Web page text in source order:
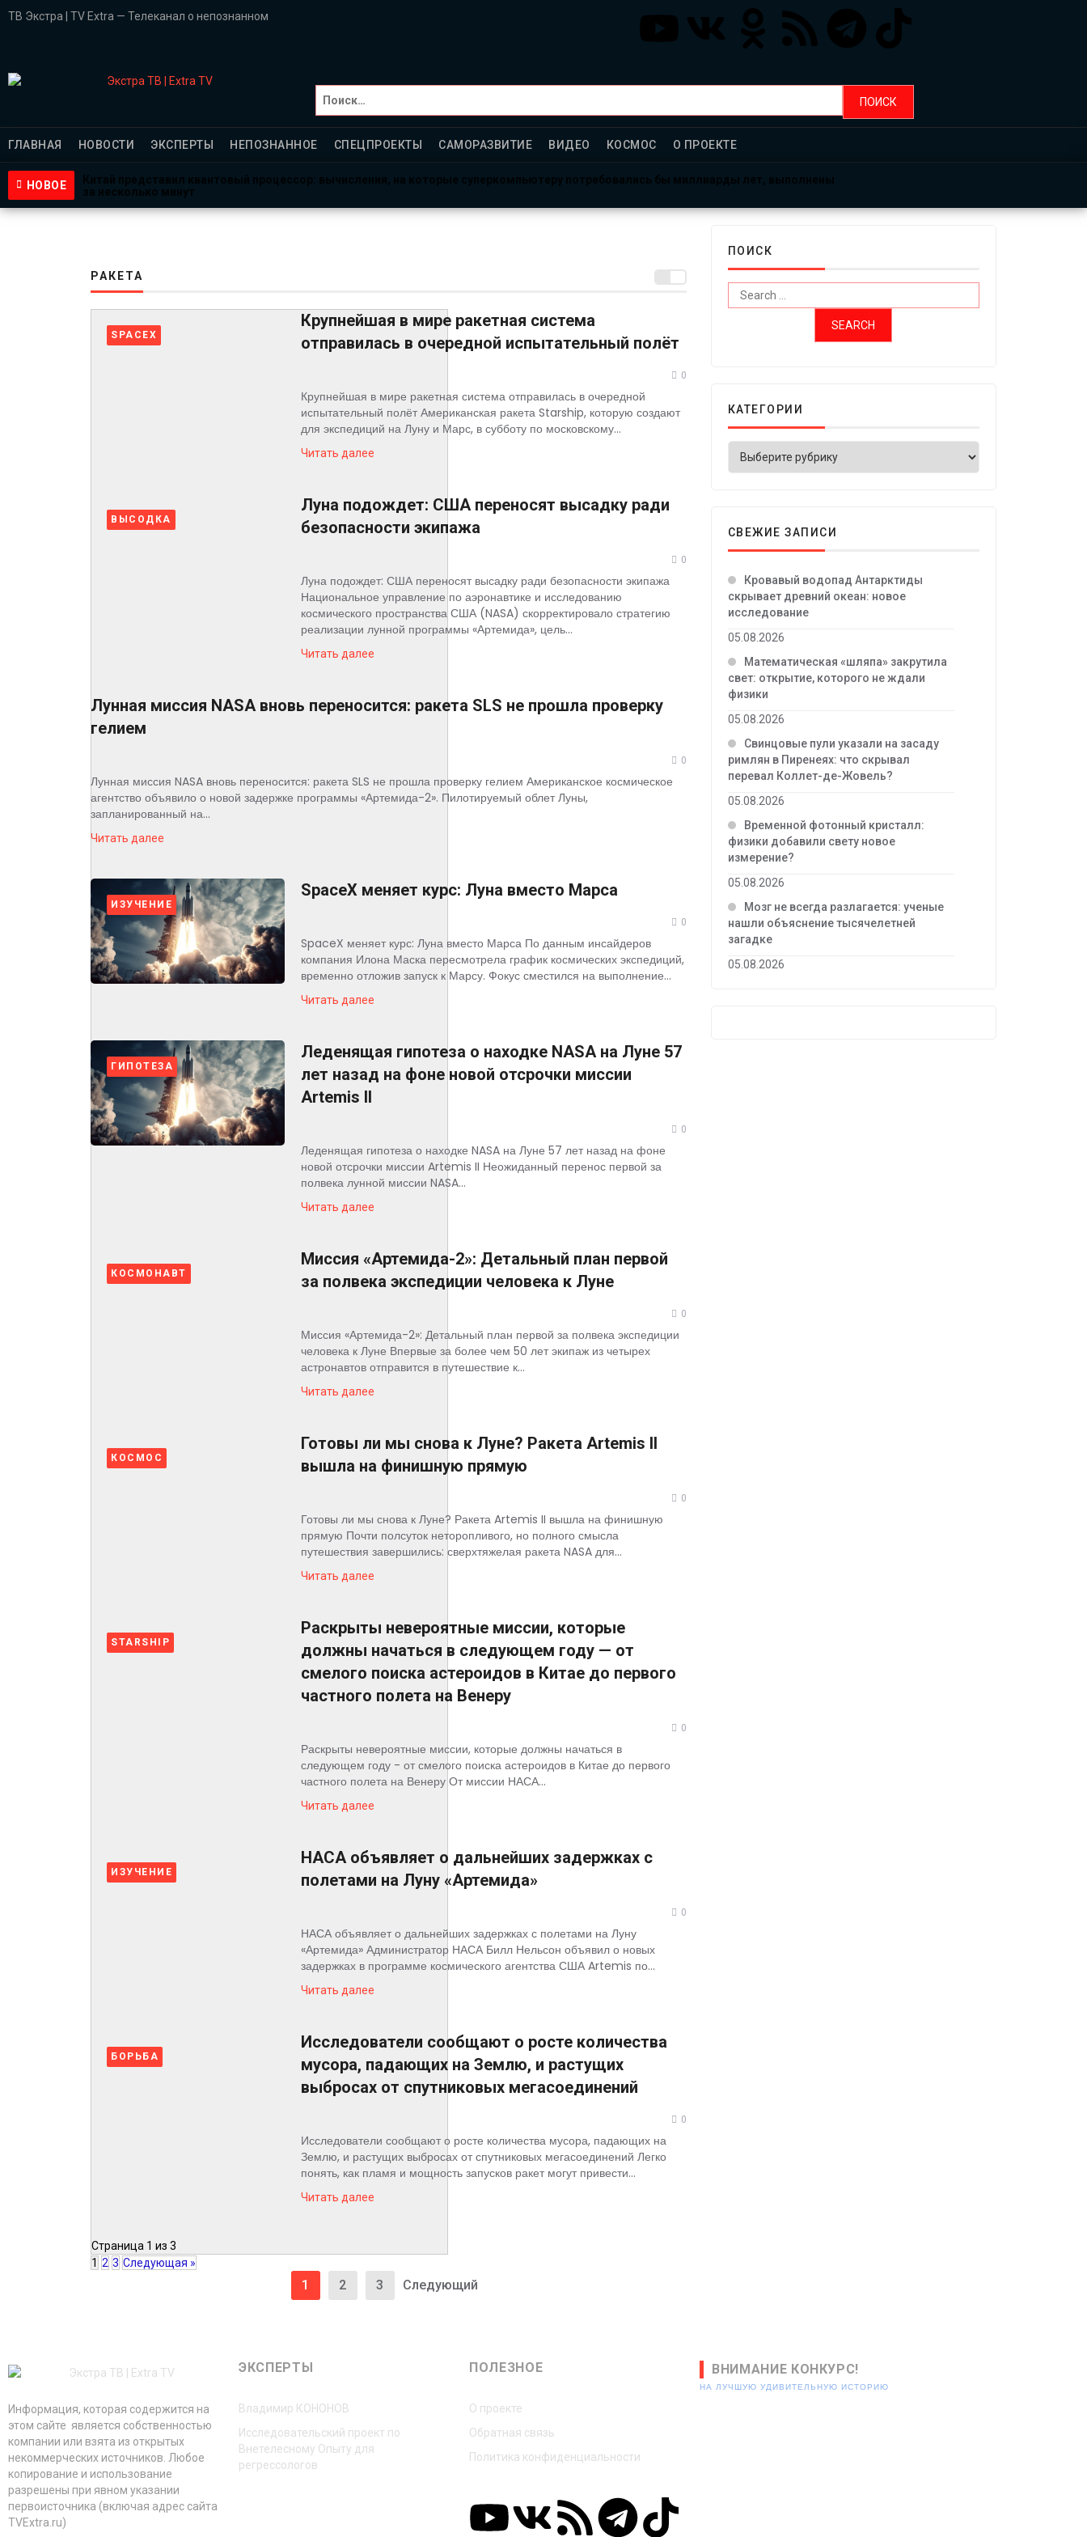
ТВ Экстра | TV Extra — Телеканал о непознанном
ГЛАВНАЯ НОВОСТИ ЭКСПЕРТЫ НЕПОЗНАННОЕ СПЕЦПРОЕКТЫ САМОРАЗВИТИЕ ВИДЕО КОСМОС О ПРОЕКТЕ
НОВОСТИ
Эксперты
НЕПОЗНАННОЕ
Саморазвитие
НОВОЕ
Китай представил квантовый процессор: вычисления, на которые суперкомпьютеру потребовались бы миллиарды лет, выполнены
за несколько минут
1 неделя назад
NASA ищет добровольцев для жизни на Луне и Марсе: готовы провести год в полной изоляции?
РАКЕТА
SPACEX
Крупнейшая в мире ракетная система
отправилась в очередной испытательный полёт
0
Крупнейшая в мире ракетная система отправилась в очередной
испытательный полёт Американская ракета Starship, которую создают
для экспедиций на Луну и Марс, в субботу по московскому...
Читать далее
ВЫСОДКА
Луна подождет: США переносят высадку ради
безопасности экипажа
0
Луна подождет: США переносят высадку ради безопасности экипажа
Национальное управление по аэронавтике и исследованию
космического пространства США (NASA) скорректировало стратегию
реализации лунной программы «Артемида», цель...
Читать далее
Лунная миссия NASA вновь переносится: ракета SLS не прошла проверку
гелием
0
Лунная миссия NASA вновь переносится: ракета SLS не прошла проверку гелием Американское космическое
агентство объявило о новой задержке программы «Артемида-2». Пилотируемый облет Луны,
запланированный на...
Читать далее
ИЗУЧЕНИЕ
SpaceX меняет курс: Луна вместо Марса
0
SpaceX меняет курс: Луна вместо Марса По данным инсайдеров
компания Илона Маска пересмотрела график космических экспедиций,
временно отложив запуск к Марсу. Фокус сместился на выполнение...
Читать далее
ГИПОТЕЗА
Леденящая гипотеза о находке NASA на Луне 57
лет назад на фоне новой отсрочки миссии
Artemis II
0
Леденящая гипотеза о находке NASA на Луне 57 лет назад на фоне
новой отсрочки миссии Artemis II Неожиданный перенос первой за
полвека лунной миссии NASA...
Читать далее
КОСМОНАВТ
Миссия «Артемида-2»: Детальный план первой
за полвека экспедиции человека к Луне
0
Миссия «Артемида-2»: Детальный план первой за полвека экспедиции
человека к Луне Впервые за более чем 50 лет экипаж из четырех
астронавтов отправится в путешествие к...
Читать далее
КОСМОС
Готовы ли мы снова к Луне? Ракета Artemis II
вышла на финишную прямую
0
Готовы ли мы снова к Луне? Ракета Artemis II вышла на финишную
прямую Почти полсуток неторопливого, но полного смысла
путешествия завершились: сверхтяжелая ракета NASA для...
Читать далее
STARSHIP
Раскрыты невероятные миссии, которые
должны начаться в следующем году — от
смелого поиска астероидов в Китае до первого
частного полета на Венеру
0
Раскрыты невероятные миссии, которые должны начаться в
следующем году - от смелого поиска астероидов в Китае до первого
частного полета на Венеру От миссии НАСА...
Читать далее
ИЗУЧЕНИЕ
НАСА объявляет о дальнейших задержках с
полетами на Луну «Артемида»
0
НАСА объявляет о дальнейших задержках с полетами на Луну
«Артемида» Администратор НАСА Билл Нельсон объявил о новых
задержках в программе космического агентства США Artemis по...
Читать далее
БОРЬБА
Исследователи сообщают о росте количества
мусора, падающих на Землю, и растущих
выбросах от спутниковых мегасоединений
0
Исследователи сообщают о росте количества мусора, падающих на
Землю, и растущих выбросах от спутниковых мегасоединений Легко
понять, как пламя и мощность запусков ракет могут привести...
Читать далее
Страница 1 из 3
1 2 3 Следующая »
1 2 3 Следующий
ПОИСК
КАТЕГОРИИ
СВЕЖИЕ ЗАПИСИ
Кровавый водопад Антарктиды
скрывает древний океан: новое
исследование
05.08.2026
Математическая «шляпа» закрутила
свет: открытие, которого не ждали
физики
05.08.2026
Свинцовые пули указали на засаду
римлян в Пиренеях: что скрывал
перевал Коллет-де-Жовель?
05.08.2026
Временной фотонный кристалл:
физики добавили свету новое
измерение?
05.08.2026
Мозг не всегда разлагается: ученые
нашли объяснение тысячелетней
загадке
05.08.2026
Информация, которая содержится на
этом сайте является собственностью
компании или взята из открытых
некоммерческих источников. Любое
копирование и использование
разрешены при явном указании
первоисточника (включая адрес сайта
TVExtra.ru)
ЭКСПЕРТЫ
Владимир КОНОНОВ
Исследовательский проект по
Внетелесному Опыту для
регрессологов
ПОЛЕЗНОЕ
О проекте
Обратная связь
Политика конфиденциальности
ВНИМАНИЕ КОНКУРС!
НА ЛУЧШУЮ УДИВИТЕЛЬНУЮ ИСТОРИЮ